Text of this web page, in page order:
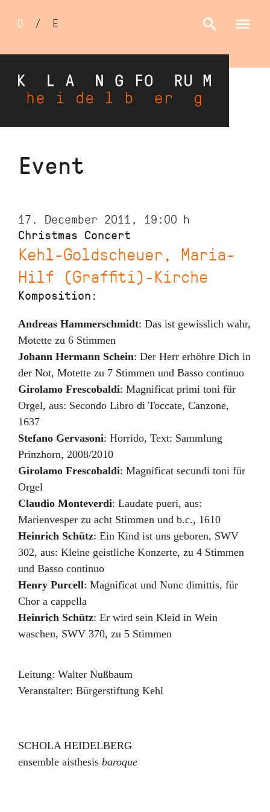
Skip
Sprachumschalter
D / E
Event
17. December 2011, 19:00 h
Christmas Concert
Kehl-Goldscheuer, Maria-
Hilf (Graffiti)-Kirche
Komposition:
Andreas Hammerschmidt: Das ist gewisslich wahr,
Motette zu 6 Stimmen
Johann Hermann Schein: Der Herr erhöhre Dich in
der Not, Motette zu 7 Stimmen und Basso continuo
Girolamo Frescobaldi: Magnificat primi toni für
Orgel, aus: Secondo Libro di Toccate, Canzone,
1637
Stefano Gervasoni: Horrido, Text: Sammlung
Prinzhorn, 2008/2010
Girolamo Frescobaldi: Magnificat secundi toni für
Orgel
Claudio Monteverdi: Laudate pueri, aus:
Marienvesper zu acht Stimmen und b.c., 1610
Heinrich Schütz: Ein Kind ist uns geboren, SWV
302, aus: Kleine geistliche Konzerte, zu 4 Stimmen
und Basso continuo
Henry Purcell: Magnificat und Nunc dimittis, für
Chor a cappella
Heinrich Schütz: Er wird sein Kleid in Wein
waschen, SWV 370, zu 5 Stimmen
Leitung: Walter Nußbaum
Veranstalter: Bürgerstiftung Kehl
SCHOLA HEIDELBERG
ensemble aisthesis baroque